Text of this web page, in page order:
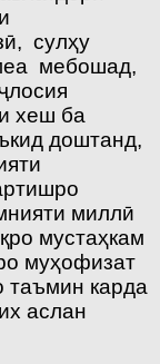
сулҳу
мебошад,
хеш ба
доштанд,
миллӣ
мустаҳкам
муҳофизат
таъмин карда
аслан